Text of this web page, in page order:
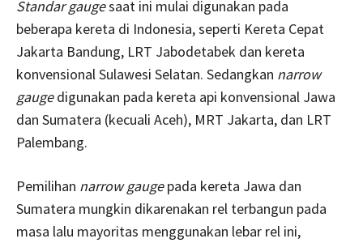
Standar gaugesaat ini mulai digunakan pada
beberapa kereta di Indonesia, seperti Kereta Cepat
Jakarta Bandung, LRT Jabodetabek dan kereta
konvensional Sulawesi Selatan. Sedangkan narrow
gaugedigunakan pada kereta api konvensional Jawa
dan Sumatera (kecuali Aceh), MRT Jakarta, dan LRT
Palembang.
Pemilihan narrow gaugepada kereta Jawa dan
Sumatera mungkin dikarenakan rel terbangun pada
masa lalu mayoritas menggunakan lebar rel ini,